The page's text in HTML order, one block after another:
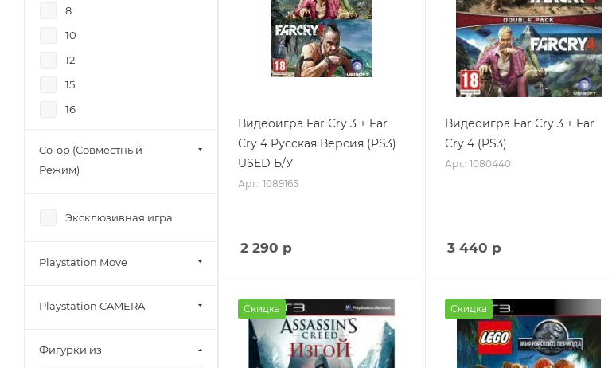
Видеоигра Far Cry 3 + Far
Cry 4 Русская Версия (PS3)
USED Б/У
Арт.: 1089165
2 290 р
Видеоигра Far Cry 3 + Far
Cry 4 (PS3)
Арт.: 1080440
3 440 р
Скидка Скидка
Экшн (Action)
8
10
12
15
16
22
450
Co-op (Совместный
Режим)
Эксклюзивная игра
Playstation Move
Playstation CAMERA
Фигурки из